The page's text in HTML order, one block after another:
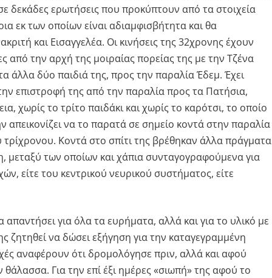
δεκάδες ερωτήσεις που προκύπτουν από τα στοιχεία
εκ των οποίων είναι αδιαμφισβήτητα και θα
και Εισαγγελέα. Οι κινήσεις της 32χρονης έχουν
από την αρχή της μοιραίας πορείας της με την Τζένα
άλλα δύο παιδιά της, προς την παραλία Έδεμ. Έχει
επιστροφή της από την παραλία προς τα Πατήσια,
χωρίς το τρίτο παιδάκι και χωρίς το καρότσι, το οποίο
απεικονίζει να το παρατά σε σημείο κοντά στην παραλία
Κοντά στο σπίτι της βρέθηκαν άλλα πράγματα
μεταξύ των οποίων και χάπια συνταγογραφούμενα για
είτε του κεντρικού νευρικού συστήματος, είτε
απαντήσει για όλα τα ευρήματα, αλλά και για το υλικό με
ζητηθεί να δώσει εξήγηση για την καταγεγραμμένη
αναφέρουν ότι δρομολόγησε πριν, αλλά και αφού
Για την επί έξι ημέρες «σιωπή» της αφού το